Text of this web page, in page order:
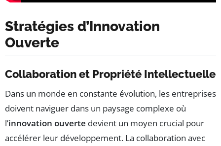
Stratégies d’Innovation
Ouverte
Collaboration et Propriété Intellectuelle
Dans un monde en constante évolution, les entreprises
doivent naviguer dans un paysage complexe où
l’innovation ouverte devient un moyen crucial pour
accélérer leur développement. La collaboration avec